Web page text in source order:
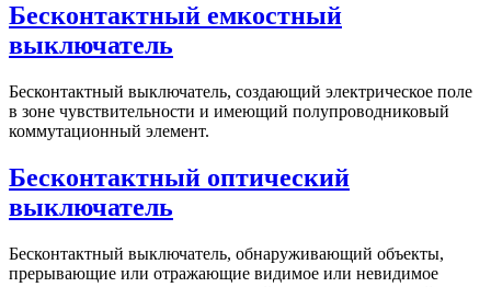
Бесконтактный емкостный
выключатель
Бесконтактный выключатель, создающий электрическое поле
в зоне чувствительности и имеющий полупроводниковый
коммутационный элемент.
Бесконтактный оптический
выключатель
Бесконтактный выключатель, обнаруживающий объекты,
прерывающие или отражающие видимое или невидимое